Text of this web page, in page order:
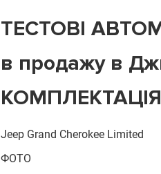
ТЕСТОВІ
в продажу в
Jeep Grand Cherokee Limited
ФОТО